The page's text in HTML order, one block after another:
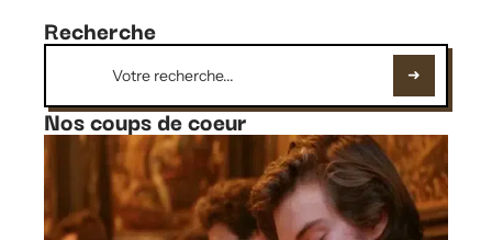
Recherche
Nos coups de coeur